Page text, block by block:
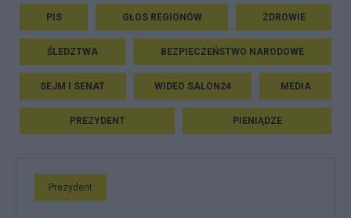
PIS GŁOS REGIONÓW ZDROWIE
ŚLEDZTWA BEZPIECZEŃSTWO NARODOWE
SEJM I SENAT WIDEO SALON24 MEDIA
PREZYDENT PIENIĄDZE
Prezydent